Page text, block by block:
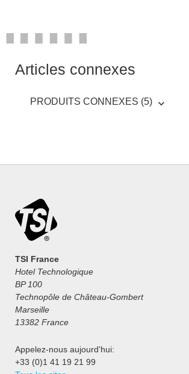
Articles connexes
PRODUITS CONNEXES (5)
TSI France
Hotel Technologique
BP 100
Technopôle de Château-Gombert
Marseille
13382 France
Appelez-nous aujourd'hui:
+33 (0)1 41 19 21 99